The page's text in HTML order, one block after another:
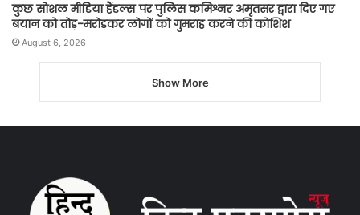
कुछ सोशल मीडिया हैंडल्स पर पुलिस कमिश्नर अमृतसर द्वारा दिए गए
बयान को तोड़-मरोड़कर लोगों को गुमराह करने की कोशिश
August 6, 2026
Show More